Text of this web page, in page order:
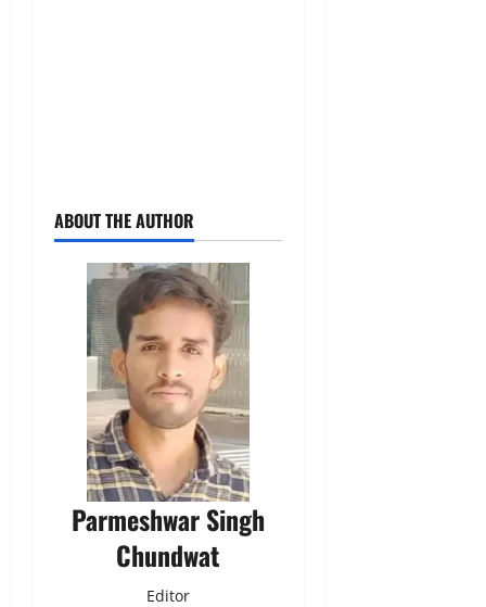
ABOUT THE AUTHOR
Parmeshwar Singh
Chundwat
Editor